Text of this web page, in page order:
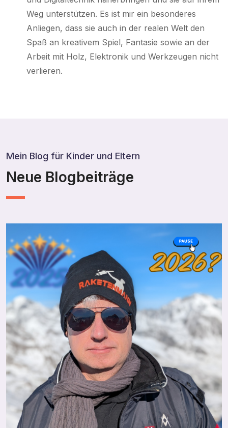
Weg unterstützen. Es ist mir ein besonderes
Anliegen, dass sie auch in der realen Welt den
Spaß an kreativem Spiel, Fantasie sowie an der
Arbeit mit Holz, Elektronik und Werkzeugen nicht
verlieren.
Mein Blog für Kinder und Eltern
Neue Blogbeiträge